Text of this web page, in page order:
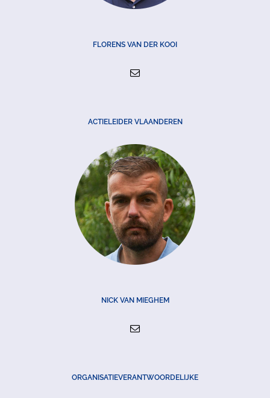
FLORENS VAN DER KOOI
ACTIELEIDER VLAANDEREN
NICK VAN MIEGHEM
ORGANISATIEVERANTWOORDELIJKE